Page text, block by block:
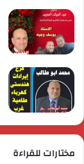
مختارات للقراءة